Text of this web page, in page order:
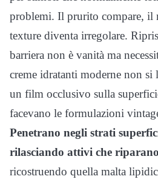
problemi. Il prurito compare, il
texture diventa irregolare.
barriera non è vanità ma
creme idratanti moderne non si
un film occlusivo sulla
facevano le formulazioni
Penetrano negli strati
rilasciando attivi che
ricostruendo quella malta